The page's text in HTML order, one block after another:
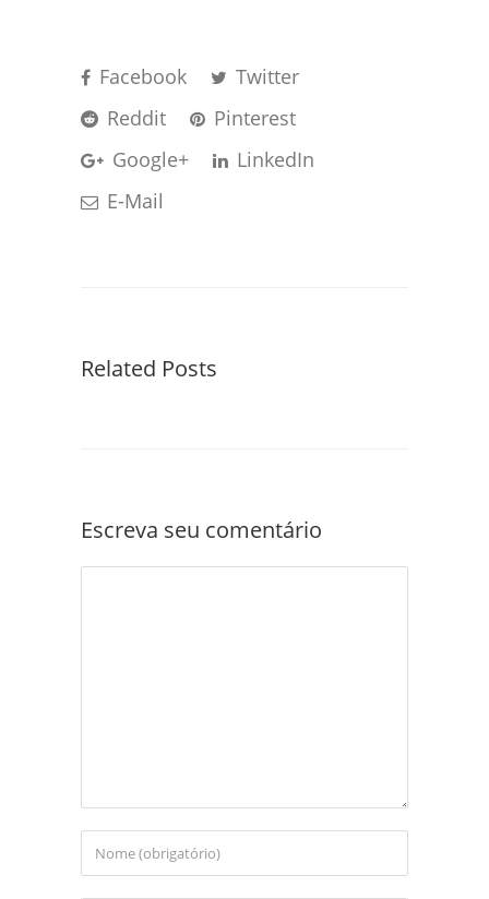
Facebook
Twitter
Reddit
Pinterest
Google+
LinkedIn
E-Mail
Related Posts
Escreva seu comentário